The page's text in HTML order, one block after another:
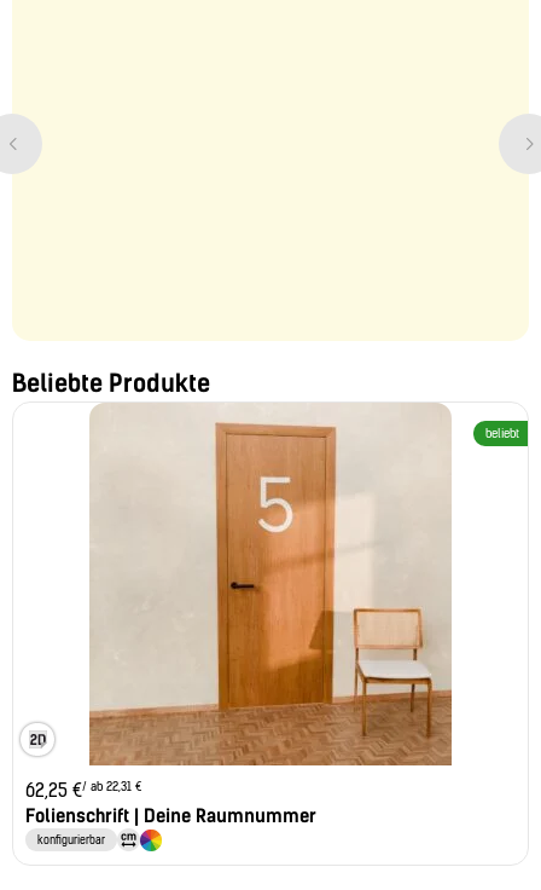
Beliebte Produkte
beliebt
62,25 €/ ab 22,31 €
Folienschrift | Deine Raumnummer
konfigurierbar